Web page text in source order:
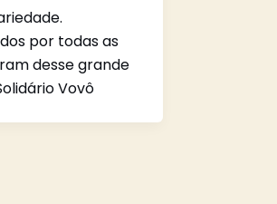
por todas as
desse grande
Vovô